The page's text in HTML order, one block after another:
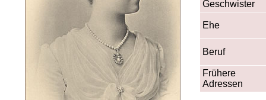
Geschwister
Ehe
Beruf
Frühere
Adressen